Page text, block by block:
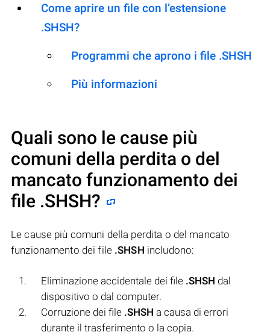
Come aprire un file con l’estensione
.SHSH?
Programmi che aprono i file .SHSH
Più informazioni
Quali sono le cause più
comuni della perdita o del
mancato funzionamento dei
file .SHSH?
Le cause più comuni della perdita o del mancato
funzionamento dei file .SHSH includono:
Eliminazione accidentale dei file .SHSH dal
dispositivo o dal computer.
Corruzione dei file .SHSH a causa di errori
durante il trasferimento o la copia.